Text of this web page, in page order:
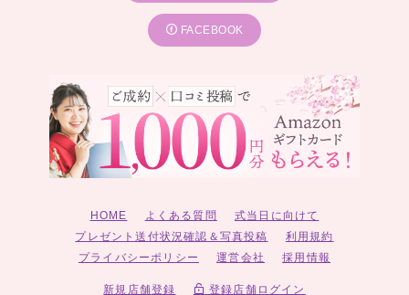
FACEBOOK
HOME よくある質問
式当日に向けて
プレゼント送付状況確認＆写真投稿
利用規約
プライバシーポリシー
運営会社 採用情報
新規店舗登録 登録店舗ログイン